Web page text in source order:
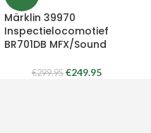
Märklin 39970
Inspectielocomotief
BR701DB MFX/Sound
€299.95 €249.95